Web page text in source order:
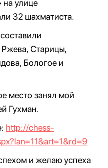
улице
32 шахматиста.
Старицы,
Бологое и
место занял мой
Гухман.
http://chess-
и желаю успеха